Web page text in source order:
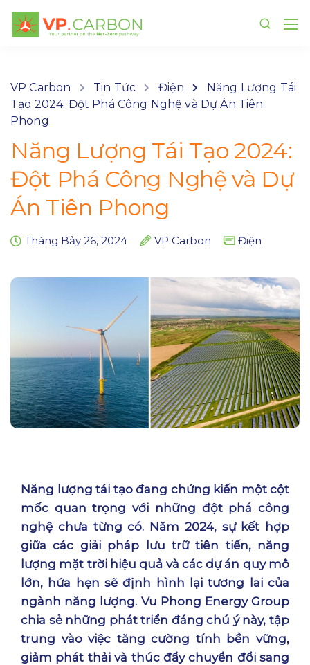
VP Carbon Tin Tức Điện
Năng Lượng Tái
Tạo 2024: Đột Phá Công Nghệ và Dự Án Tiên
Phong
Năng Lượng Tái Tạo 2024:
Đột Phá Công Nghệ và Dự
Án Tiên Phong
Tháng Bảy 26, 2024 VP Carbon Điện
Năng lượng tái tạođang chứng kiến một cột
mốc quan trọng với những đột phá công
nghệ chưa từng có. Năm 2024, sự kết hợp
giữa các giải pháp lưu trữ tiên tiến, năng
lượng mặt trời hiệu quả và các dự án quy mô
lớn, hứa hẹn sẽ định hình lại tương lai của
ngành năng lượng. Vu Phong Energy Group
chia sẻ những phát triển đáng chú ý này, tập
trung vào việc tăng cường tính bền vững,
giảm phát thải và thúc đẩy chuyển đổi sang